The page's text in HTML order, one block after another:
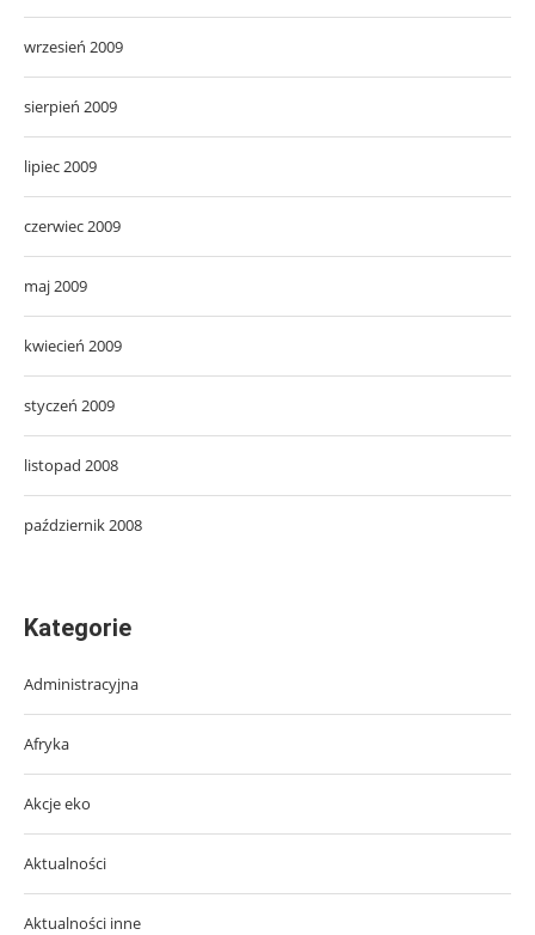
wrzesień 2009
sierpień 2009
lipiec 2009
czerwiec 2009
maj 2009
kwiecień 2009
styczeń 2009
listopad 2008
październik 2008
Kategorie
Administracyjna
Afryka
Akcje eko
Aktualności
Aktualności inne